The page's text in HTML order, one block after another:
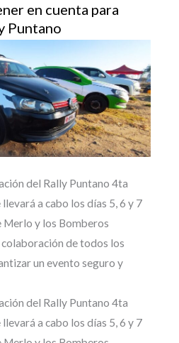
en cuenta para
Puntano
del Rally Puntano 4ta
a cabo los días 5, 6 y 7
Merlo y los Bomberos
de todos los
un evento seguro y
del Rally Puntano 4ta
a cabo los días 5, 6 y 7